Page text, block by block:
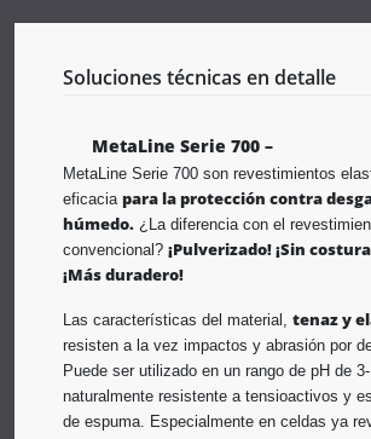
Soluciones técnicas en detalle
MetaLine Serie 700 –
MetaLine Serie 700 son revestimientos
eficacia para la protección contra
húmedo. ¿La diferencia con el
convencional? ¡Pulverizado! ¡Sin
¡Más duradero!
Las características del material, tenaz y
resisten a la vez impactos y abrasión por
Puede ser utilizado en un rango de pH de
naturalmente resistente a tensioactivos y
de espuma. Especialmente en celdas ya